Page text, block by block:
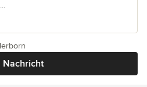
Nachricht